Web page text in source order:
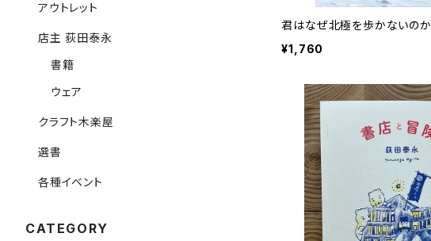
君はなぜ北極を歩かないのか
¥1,760
アウトレット
店主 荻田泰永
書籍
ウェア
クラフト木楽屋
選書
各種イベント
CATEGORY